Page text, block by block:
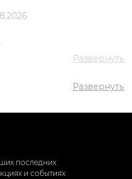
VS000054765 Черный
Развернуть
Развернуть
последних
и событиях